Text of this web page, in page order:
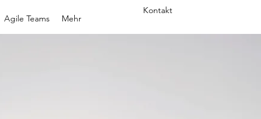
Agile Teams Mehr
Kontakt